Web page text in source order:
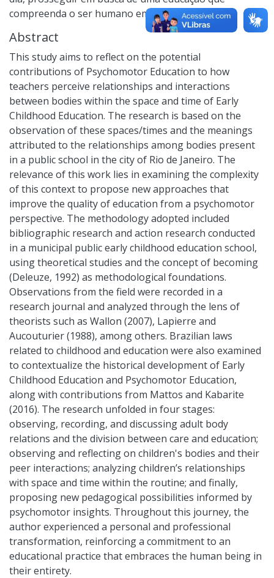
compreenda o ser humano em sua totalidade.
Abstract
This study aims to reflect on the potential
contributions of Psychomotor Education to how
teachers perceive relationships and interactions
between bodies within the space and time of Early
Childhood Education. The research is based on the
observation of these spaces/times and the meanings
attributed to the relationships among bodies present
in a public school in the city of Rio de Janeiro. The
relevance of this work lies in examining the complexity
of this context to propose new approaches that
improve the quality of education from a psychomotor
perspective. The methodology adopted included
bibliographic research and action research conducted
in a municipal public early childhood education school,
using theoretical studies and the concept of becoming
(Deleuze, 1992) as methodological foundations.
Observations from the field were recorded in a
research journal and analyzed through the lens of
theorists such as Wallon (2007), Lapierre and
Aucouturier (1988), among others. Brazilian laws
related to childhood and education were also examined
to contextualize the historical development of Early
Childhood Education and Psychomotor Education,
along with contributions from Mattos and Kabarite
(2016). The research unfolded in four stages:
observing, recording, and discussing adult body
relations and the division between care and education;
observing and reflecting on children's bodies and their
peer interactions; analyzing children’s relationships
with space and time within the routine; and finally,
proposing new pedagogical possibilities informed by
psychomotor insights. Throughout this journey, the
author experienced a personal and professional
transformation, reinforcing a commitment to an
educational practice that embraces the human being in
their entirety.